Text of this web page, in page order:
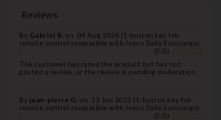
Reviews
By Gabriel R. on 04 Aug 2026 (1-button key fob
remote control compatible with Iveco Daily Eurocargo)
:
(5/5)
The customer has rated the product but has not
posted a review, or the review is pending moderation
By jean-pierre G. on 13 Jun 2022 (1-button key fob
remote control compatible with Iveco Daily Eurocargo)
:
(2/5)